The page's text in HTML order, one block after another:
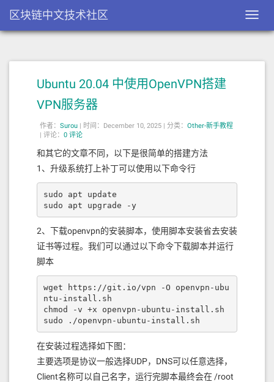
区块链中文技术社区
Ubuntu 20.04 中使用OpenVPN搭建
VPN服务器
作者： Surou | 时间：December 10, 2025 | 分类： Other-新手教程
| 评论： 0 评论
和其它的文章不同，以下是很简单的搭建方法
1、升级系统打上补丁可以使用以下命令行
sudo apt update
sudo apt upgrade -y
2、下载openvpn的安装脚本，使用脚本安装省去安装
证书等过程。我们可以通过以下命令下载脚本并运行
脚本
wget https://git.io/vpn -O openvpn-ubu
ntu-install.sh
chmod -v +x openvpn-ubuntu-install.sh
sudo ./openvpn-ubuntu-install.sh
在安装过程选择如下图：
主要选项是协议一般选择UDP，DNS可以任意选择，
Client名称可以自己名字，运行完脚本最终会在 /root